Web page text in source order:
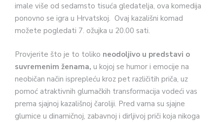
imale više od sedamsto tisuća gledatelja, ova komedija
ponovno se igra u Hrvatskoj. Ovaj kazališni komad
možete pogledati 7. ožujka u 20.00 sati.
Provjerite što je to toliko neodoljivo u predstavi o
suvremenim ženama, u kojoj se humor i emocije na
neobičan način isprepleću kroz pet različitih priča, uz
pomoć atraktivnih glumačkih transformacija vodeći vas
prema sjajnoj kazališnoj čaroliji. Pred vama su sjajne
glumice u dinamičnoj, zabavnoj i dirljivoj priči koja nikoga